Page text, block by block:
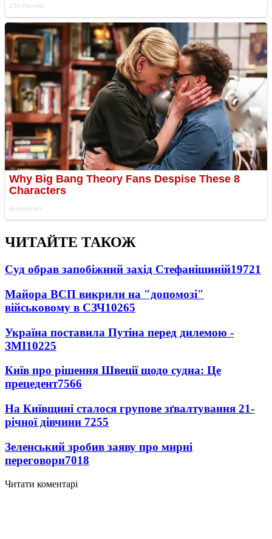
ЧИТАЙТЕ ТАКОЖ
Суд обрав запобіжний захід Стефанішиній19721
Майора ВСП викрили на "допомозі"
військовому в СЗЧ10265
Україна поставила Путіна перед дилемою -
ЗМІ10225
Київ про рішення Швеції щодо судна: Це
прецедент7566
На Київщині сталося групове зґвалтування 21-
річної дівчини 7255
Зеленський зробив заяву про мирні
переговори7018
Читати коментарі